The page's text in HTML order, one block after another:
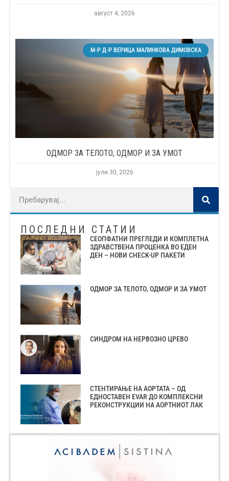
август 4, 2026
М-Р Д-Р ВЕРИЦА МАЛИНКОВА ДИМОВСКА
ОДМОР ЗА ТЕЛОТО, ОДМОР И ЗА УМОТ
јули 30, 2026
ПОСЛЕДНИ СТАТИИ
СЕОПФАТНИ ПРЕГЛЕДИ И КОМПЛЕТНА
ЗДРАВСТВЕНА ПРОЦЕНКА ВО ЕДЕН
ДЕН – НОВИ CHECK-UP ПАКЕТИ
ОДМОР ЗА ТЕЛОТО, ОДМОР И ЗА УМОТ
СИНДРОМ НА НЕРВОЗНО ЦРЕВО
СТЕНТИРАЊЕ НА АОРТАТА – ОД
ЕДНОСТАВЕН EVAR ДО КОМПЛЕКСНИ
РЕКОНСТРУКЦИИ НА АОРТНИОТ ЛАК